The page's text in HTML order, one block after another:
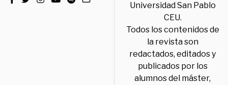
Universidad San Pablo
CEU.
Todos los contenidos de
la revista son
redactados, editados y
publicados por los
alumnos del máster,